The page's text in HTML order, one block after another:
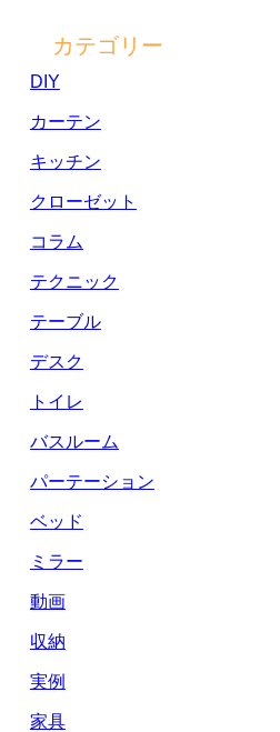
カテゴリー
DIY
カーテン
キッチン
クローゼット
コラム
テクニック
テーブル
デスク
トイレ
バスルーム
パーテーション
ベッド
ミラー
動画
収納
実例
家具